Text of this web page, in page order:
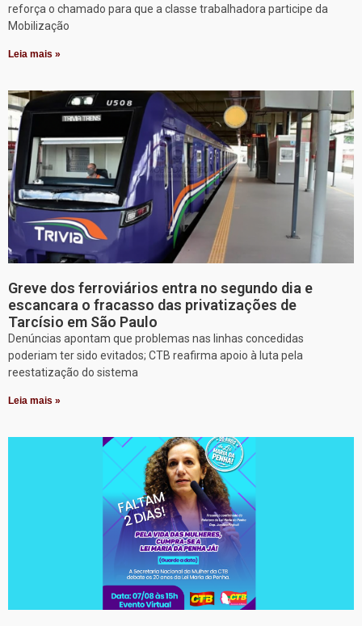
reforça o chamado para que a classe trabalhadora participe da
Mobilização
Leia mais »
Greve dos ferroviários entra no segundo dia e
escancara o fracasso das privatizações de
Tarcísio em São Paulo
Denúncias apontam que problemas nas linhas concedidas
poderiam ter sido evitados; CTB reafirma apoio à luta pela
reestatização do sistema
Leia mais »